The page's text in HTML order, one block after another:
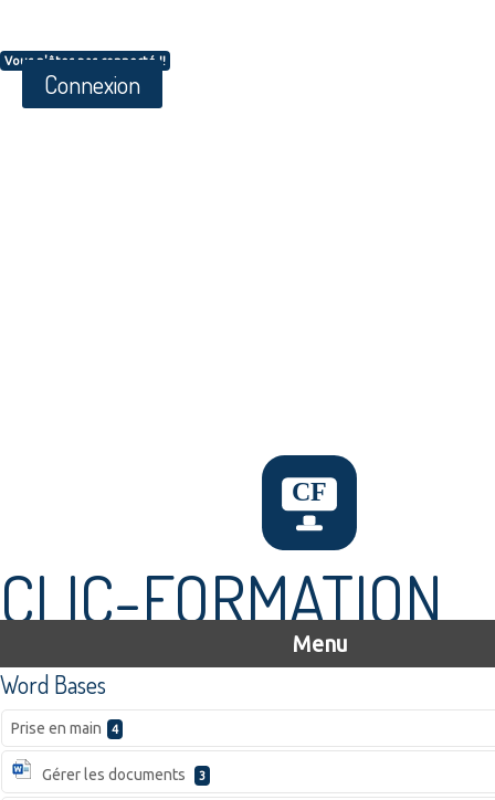
Vous n'êtes pas connecté !!
Connexion
CLIC-FORMATION
Menu
Word Bases
Prise en main 4
Gérer les documents 3